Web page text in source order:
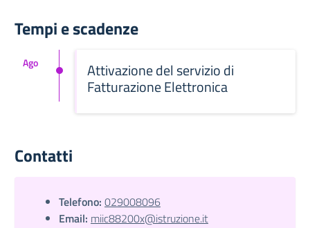
Tempi e scadenze
Attivazione del servizio di
Fatturazione Elettronica
Ago
Contatti
Telefono: 029008096
Email: miic88200x@istruzione.it